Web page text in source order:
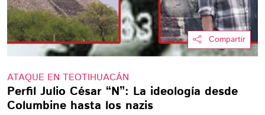
Compartir
ATAQUE EN TEOTIHUACÁN
Perfil Julio César “N”: La ideología desde
Columbine hasta los nazis